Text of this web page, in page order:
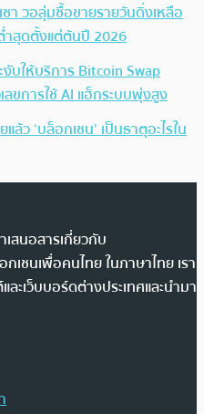
า วอลุ่มซื้อขายรายวันดิ่งเหลือ
สุดตั้งแต่ต้นปี 2026
บให้บริการ Bitcoin Swap
ลขการใช้ AI แฮ็กระบบพุ่งสูง
ล้ว ‘บล็อกเชน’ เป็นธาตุอะไรใน
สนอสารเกี่ยวกับ
เชนเพื่อคนไทย ในภาษาไทย เรา
ะเว็บบอร์ดต่างประเทศและนำมา